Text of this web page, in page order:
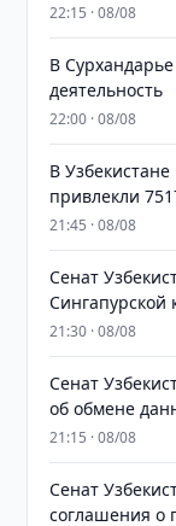
22:15 · 08/08
В
деятельность
22:00 · 08/08
В Узбекистане
привлекли
21:45 · 08/08
Сенат
Сингапурской
21:30 · 08/08
Сенат
об обмене
21:15 · 08/08
Сенат
соглашения